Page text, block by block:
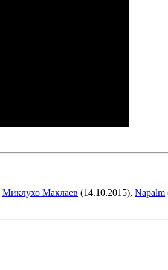
Миклухо Маклаев (14.10.2015), Napalm